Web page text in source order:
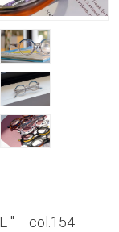
" col.154